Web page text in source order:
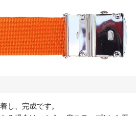
し、完成です。